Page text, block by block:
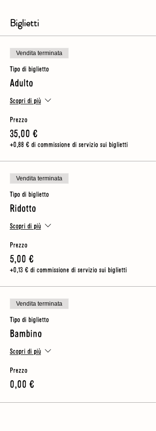
Biglietti
Vendita terminata
Tipo di biglietto
Adulto
Scopri di più
Prezzo
35,00 €
+0,88 € di commissione di servizio sui biglietti
Vendita terminata
Tipo di biglietto
Ridotto
Scopri di più
Prezzo
5,00 €
+0,13 € di commissione di servizio sui biglietti
Vendita terminata
Tipo di biglietto
Bambino
Scopri di più
Prezzo
0,00 €